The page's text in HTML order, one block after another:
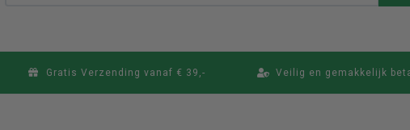
Gratis Verzending vanaf € 39,- Veilig en gemakkelijk